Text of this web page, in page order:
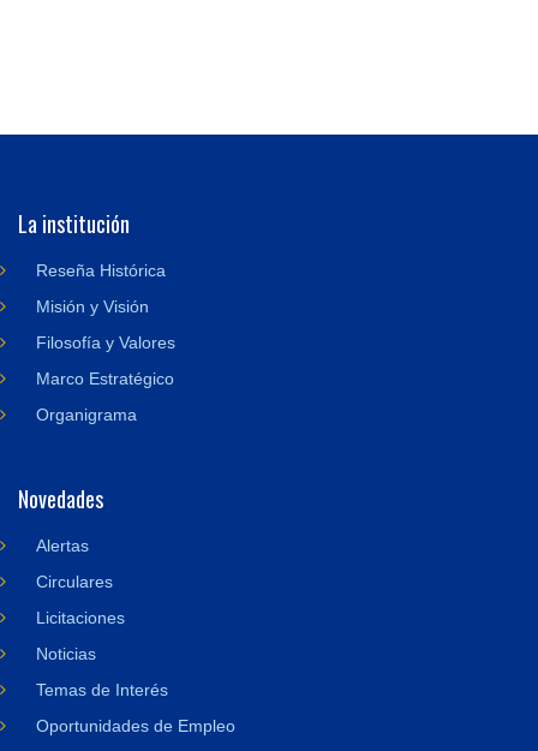
La institución
Reseña Histórica
Misión y Visión
Filosofía y Valores
Marco Estratégico
Organigrama
Novedades
Alertas
Circulares
Licitaciones
Noticias
Temas de Interés
Oportunidades de Empleo